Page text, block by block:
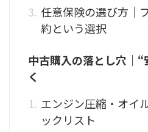
任意保険の選び方｜
約という選択
中古購入の落とし穴｜
く
エンジン圧縮・オイ
ックリスト